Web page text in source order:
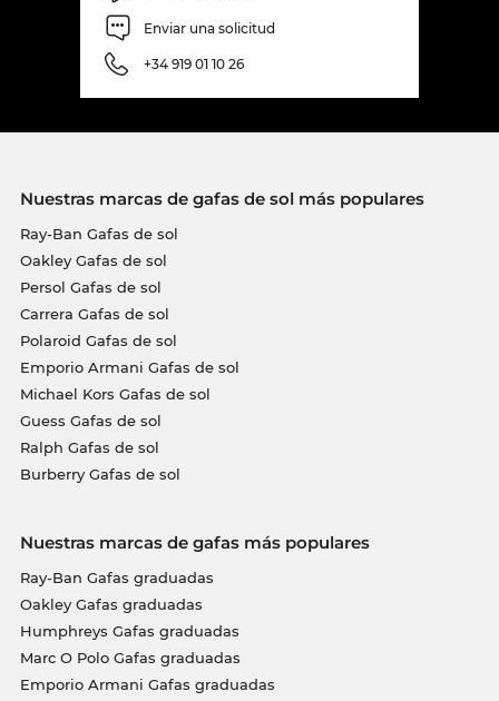
Enviar una solicitud
+34 919 01 10 26
Nuestras marcas de gafas de sol más populares
Ray-Ban Gafas de sol
Oakley Gafas de sol
Persol Gafas de sol
Carrera Gafas de sol
Polaroid Gafas de sol
Emporio Armani Gafas de sol
Michael Kors Gafas de sol
Guess Gafas de sol
Ralph Gafas de sol
Burberry Gafas de sol
Nuestras marcas de gafas más populares
Ray-Ban Gafas graduadas
Oakley Gafas graduadas
Humphreys Gafas graduadas
Marc O Polo Gafas graduadas
Emporio Armani Gafas graduadas